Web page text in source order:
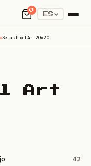
0
ES
Setas Pixel Art 20×20
Art
42